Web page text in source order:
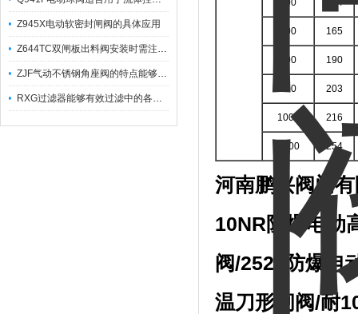
Z945X电动软密封闸阀的具体应用
Z644TC双闸板出料阀安装时需注意哪些事项？
ZJF气动不锈钢角座阀的特点能够稳定地控制介质流量
RXG过滤器能够有效过滤中的各种杂质
600 154
700 165
800 190
900 203
1000 216
1200 254
河南鹏兴阀门
10NR防爆电动
阀/2520
防爆电
温刀形闸阀/耐